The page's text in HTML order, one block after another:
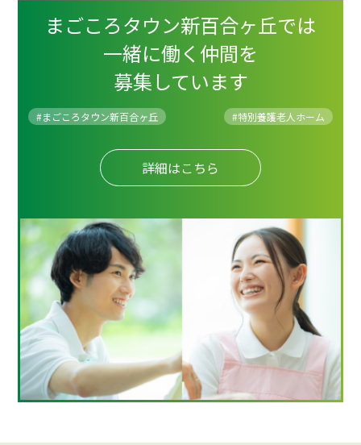
まごころタウン新百合ヶ丘では
一緒に働く仲間を
募集しています
#まごころタウン新百合ヶ丘 #特別養護老人ホーム
詳細はこちら